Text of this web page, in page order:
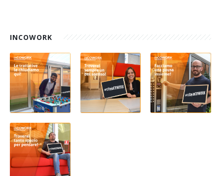
INCOWORK